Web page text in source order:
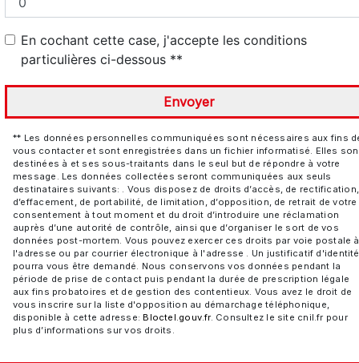
En cochant cette case, j'accepte les conditions
particulières ci-dessous **
Envoyer
** Les données personnelles communiquées sont nécessaires aux fins
vous contacter et sont enregistrées dans un fichier informatisé. Elles
destinées à et ses sous-traitants dans le seul but de répondre à votre
message. Les données collectées seront communiquées aux seuls
destinataires suivants: . Vous disposez de droits d’accès, de rectification,
d’effacement, de portabilité, de limitation, d’opposition, de retrait de votre
consentement à tout moment et du droit d’introduire une réclamation
auprès d’une autorité de contrôle, ainsi que d’organiser le sort de vos
données post-mortem. Vous pouvez exercer ces droits par voie postale à
l'adresse ou par courrier électronique à l'adresse . Un justificatif d'identité
pourra vous être demandé. Nous conservons vos données pendant la
période de prise de contact puis pendant la durée de prescription légale
aux fins probatoires et de gestion des contentieux. Vous avez le droit de
vous inscrire sur la liste d'opposition au démarchage téléphonique,
disponible à cette adresse: Bloctel.gouv.fr. Consultez le site cnil.fr pour
plus d’informations sur vos droits.